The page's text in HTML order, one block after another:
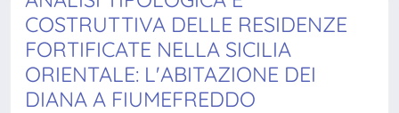
COSTRUTTIVA DELLE RESIDENZE
FORTIFICATE NELLA SICILIA
ORIENTALE: L'ABITAZIONE DEI
DIANA A FIUMEFREDDO